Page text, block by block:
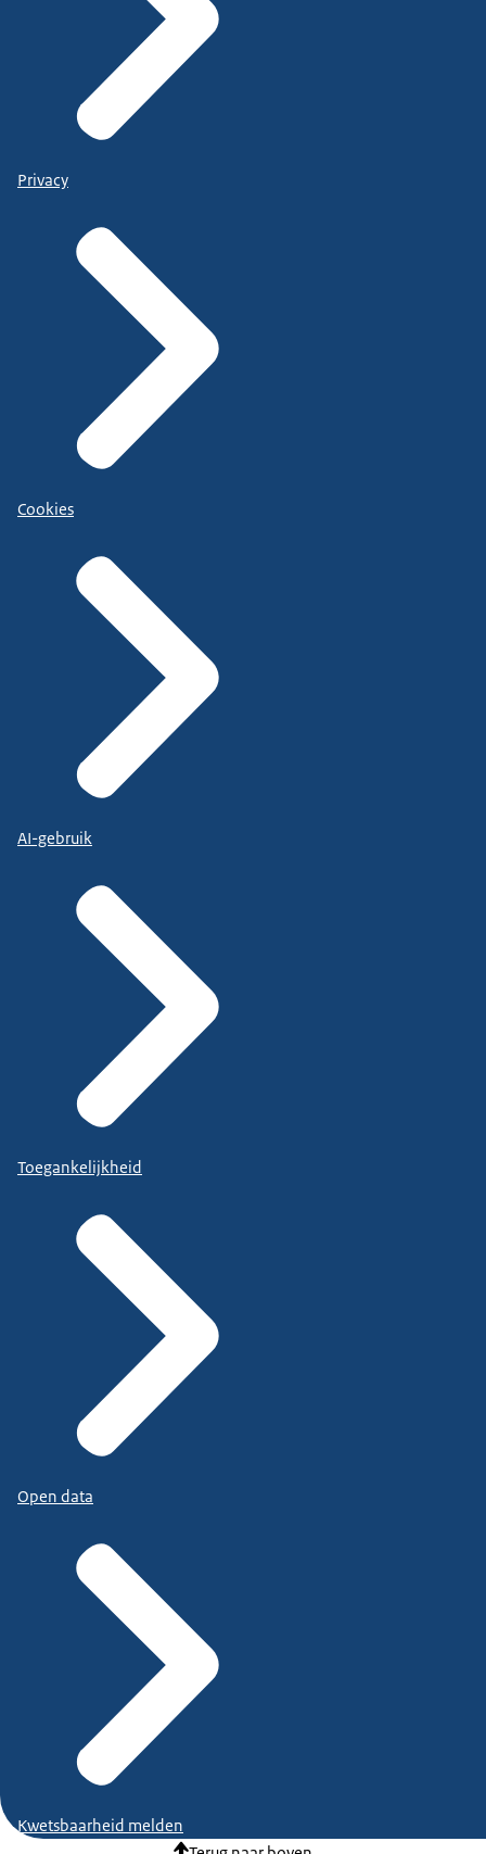
Privacy
Cookies
AI-gebruik
Toegankelijkheid
Open data
Kwetsbaarheid melden